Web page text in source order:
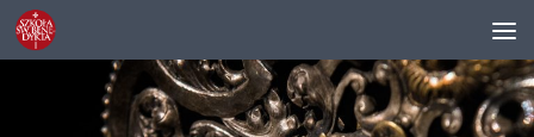
Przejdź do treści